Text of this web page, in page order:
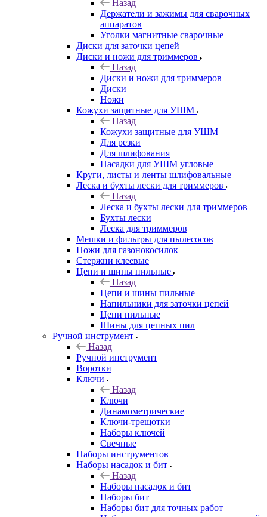
Назад
Держатели и зажимы для сварочных
аппаратов
Уголки магнитные сварочные
Диски для заточки цепей
Диски и ножи для триммеров
Назад
Диски и ножи для триммеров
Диски
Ножи
Кожухи защитные для УШМ
Назад
Кожухи защитные для УШМ
Для резки
Для шлифования
Насадки для УШМ угловые
Круги, листы и ленты шлифовальные
Леска и бухты лески для триммеров
Назад
Леска и бухты лески для триммеров
Бухты лески
Леска для триммеров
Мешки и фильтры для пылесосов
Ножи для газонокосилок
Стержни клеевые
Цепи и шины пильные
Назад
Цепи и шины пильные
Напильники для заточки цепей
Цепи пильные
Шины для цепных пил
Ручной инструмент
Назад
Ручной инструмент
Воротки
Ключи
Назад
Ключи
Динамометрические
Ключи-трещотки
Наборы ключей
Свечные
Наборы инструментов
Наборы насадок и бит
Назад
Наборы насадок и бит
Наборы бит
Наборы бит для точных работ